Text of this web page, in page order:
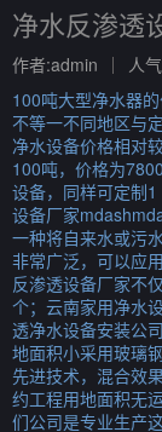
净水反渗透
作者:admin 人
100吨大型净水器
不等一不同地区与
净水设备价格相对
100吨，价格为
设备，同样可定制
设备厂家
一种将自来水或污
非常广泛，可以应
反渗透设备厂家不
个；云南家用净水
透净水设备安装公
地面积小采用玻璃
先进技术，混合效
约工程用地面积无
们公司是专业生产